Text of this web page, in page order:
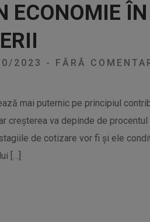
ECONOMIE
2023 - FĂRĂ
mai puternic pe principiul
creșterea va depinde de
de cotizare vor fi și ele
[…]